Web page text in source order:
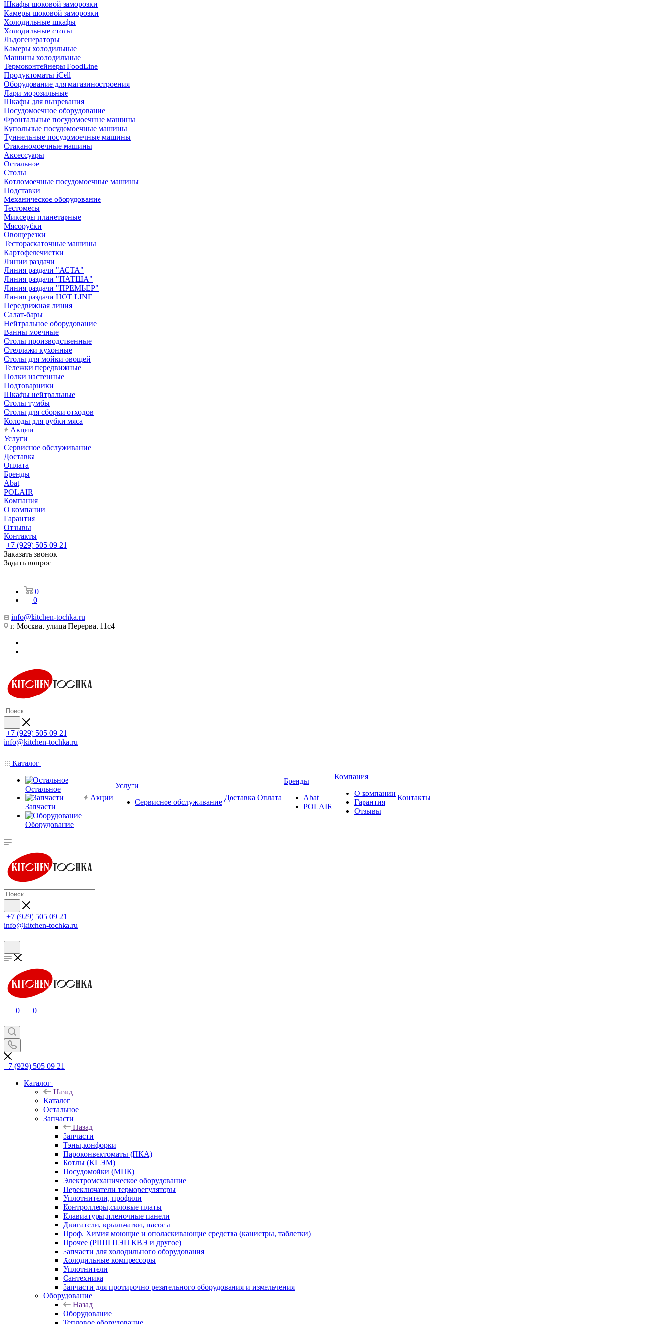
Шкафы шоковой заморозки
Камеры шоковой заморозки
Холодильные шкафы
Холодильные столы
Льдогенераторы
Камеры холодильные
Машины холодильные
Термоконтейнеры FoodLine
Продуктоматы iCell
Оборудование для магазиностроения
Лари морозильные
Шкафы для вызревания
Посудомоечное оборудование
Фронтальные посудомоечные машины
Купольные посудомоечные машины
Туннельные посудомоечные машины
Стаканомоечные машины
Аксессуары
Остальное
Столы
Котломоечные посудомоечные машины
Подставки
Механическое оборудование
Тестомесы
Миксеры планетарные
Мясорубки
Овощерезки
Тестораскаточные машины
Картофелечистки
Линии раздачи
Линия раздачи "АСТА"
Линия раздачи "ПАТША"
Линия раздачи "ПРЕМЬЕР"
Линия раздачи HOT-LINE
Передвижная линия
Салат-бары
Нейтральное оборудование
Ванны моечные
Столы производственные
Стеллажи кухонные
Столы для мойки овощей
Тележки передвижные
Полки настенные
Подтоварники
Шкафы нейтральные
Столы тумбы
Столы для сборки отходов
Колоды для рубки мяса
Акции
Услуги
Сервисное обслуживание
Доставка
Оплата
Бренды
Abat
POLAIR
Компания
О компании
Гарантия
Отзывы
Контакты
+7 (929) 505 09 21
Заказать звонок
Задать вопрос
0
0
info@kitchen-tochka.ru
г. Москва, улица Перерва, 11с4
+7 (929) 505 09 21
info@kitchen-tochka.ru
Каталог
Остальное
Запчасти
Оборудование
Акции
Услуги
Сервисное обслуживание
Доставка Оплата
Бренды
Abat
POLAIR
Компания
О компании
Гарантия
Отзывы
Контакты
+7 (929) 505 09 21
info@kitchen-tochka.ru
0 0
+7 (929) 505 09 21
Каталог
Назад
Каталог
Остальное
Запчасти
Назад
Запчасти
Тэны,конфорки
Пароконвектоматы (ПКА)
Котлы (КПЭМ)
Посудомойки (МПК)
Электромеханическое оборудование
Переключатели терморегуляторы
Уплотнители, профили
Контроллеры,силовые платы
Клавиатуры,пленочные панели
Двигатели, крыльчатки, насосы
Проф. Химия моющие и ополаскивающие средства (канистры, таблетки)
Прочее (РПШ ПЭП КВЭ и другое)
Запчасти для холодильного оборудования
Холодильные компрессоры
Уплотнители
Сантехника
Запчасти для протирочно резательного оборудования и измельчения
Оборудование
Назад
Оборудование
Тепловое оборудование